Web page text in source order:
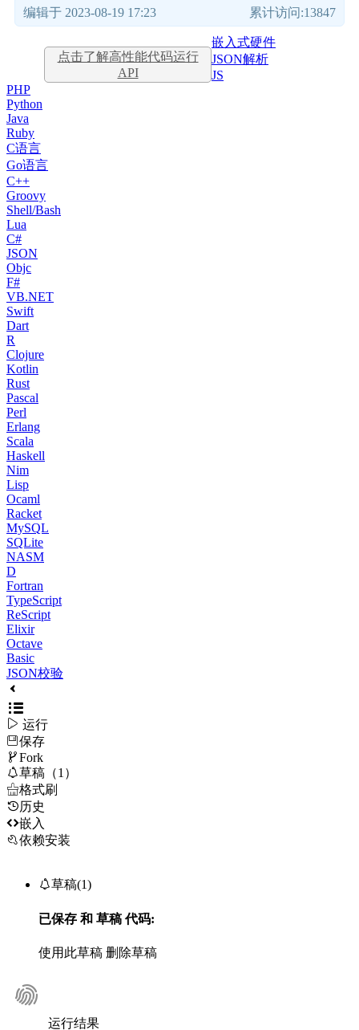
编辑于 2023-08-19 17:23 累计访问:13847
点击了解高性能代码运行
API
嵌入式硬件
JSON解析
JS
PHP
Python
Java
Ruby
C语言
Go语言
C++
Groovy
Shell/Bash
Lua
C#
JSON
Objc
F#
VB.NET
Swift
Dart
R
Clojure
Kotlin
Rust
Pascal
Perl
Erlang
Scala
Haskell
Nim
Lisp
Ocaml
Racket
MySQL
SQLite
NASM
D
Fortran
TypeScript
ReScript
Elixir
Octave
Basic
JSON校验
 运行
保存
Fork
草稿（1）
格式刷
历史
嵌入
依赖安装
草稿(1)
已保存 和 草稿代码:
使用此草稿 删除草稿
运行结果